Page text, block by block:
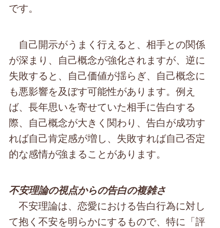
です。
自己開示がうまく行えると、相手との関係
が深まり、自己概念が強化されますが、逆に
失敗すると、自己価値が揺らぎ、自己概念に
も悪影響を及ぼす可能性があります。例え
ば、長年思いを寄せていた相手に告白する
際、自己概念が大きく関わり、告白が成功す
れば自己肯定感が増し、失敗すれば自己否定
的な感情が強まることがあります。
不安理論の視点からの告白の複雑さ
不安理論は、恋愛における告白行為に対し
て抱く不安を明らかにするもので、特に「評